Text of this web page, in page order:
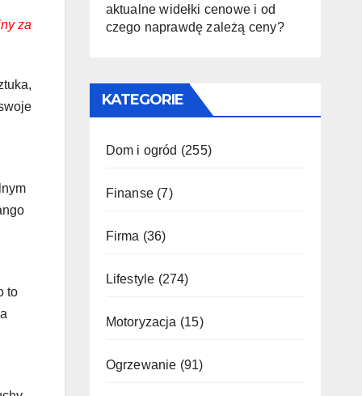
za
to
aktualne widełki cenowe i od
czego naprawdę zależą ceny?
KATEGORIE
Dom i ogród (255)
Finanse(7)
Firma (36)
Lifestyle (274)
Motoryzacja (15)
Ogrzewanie (91)